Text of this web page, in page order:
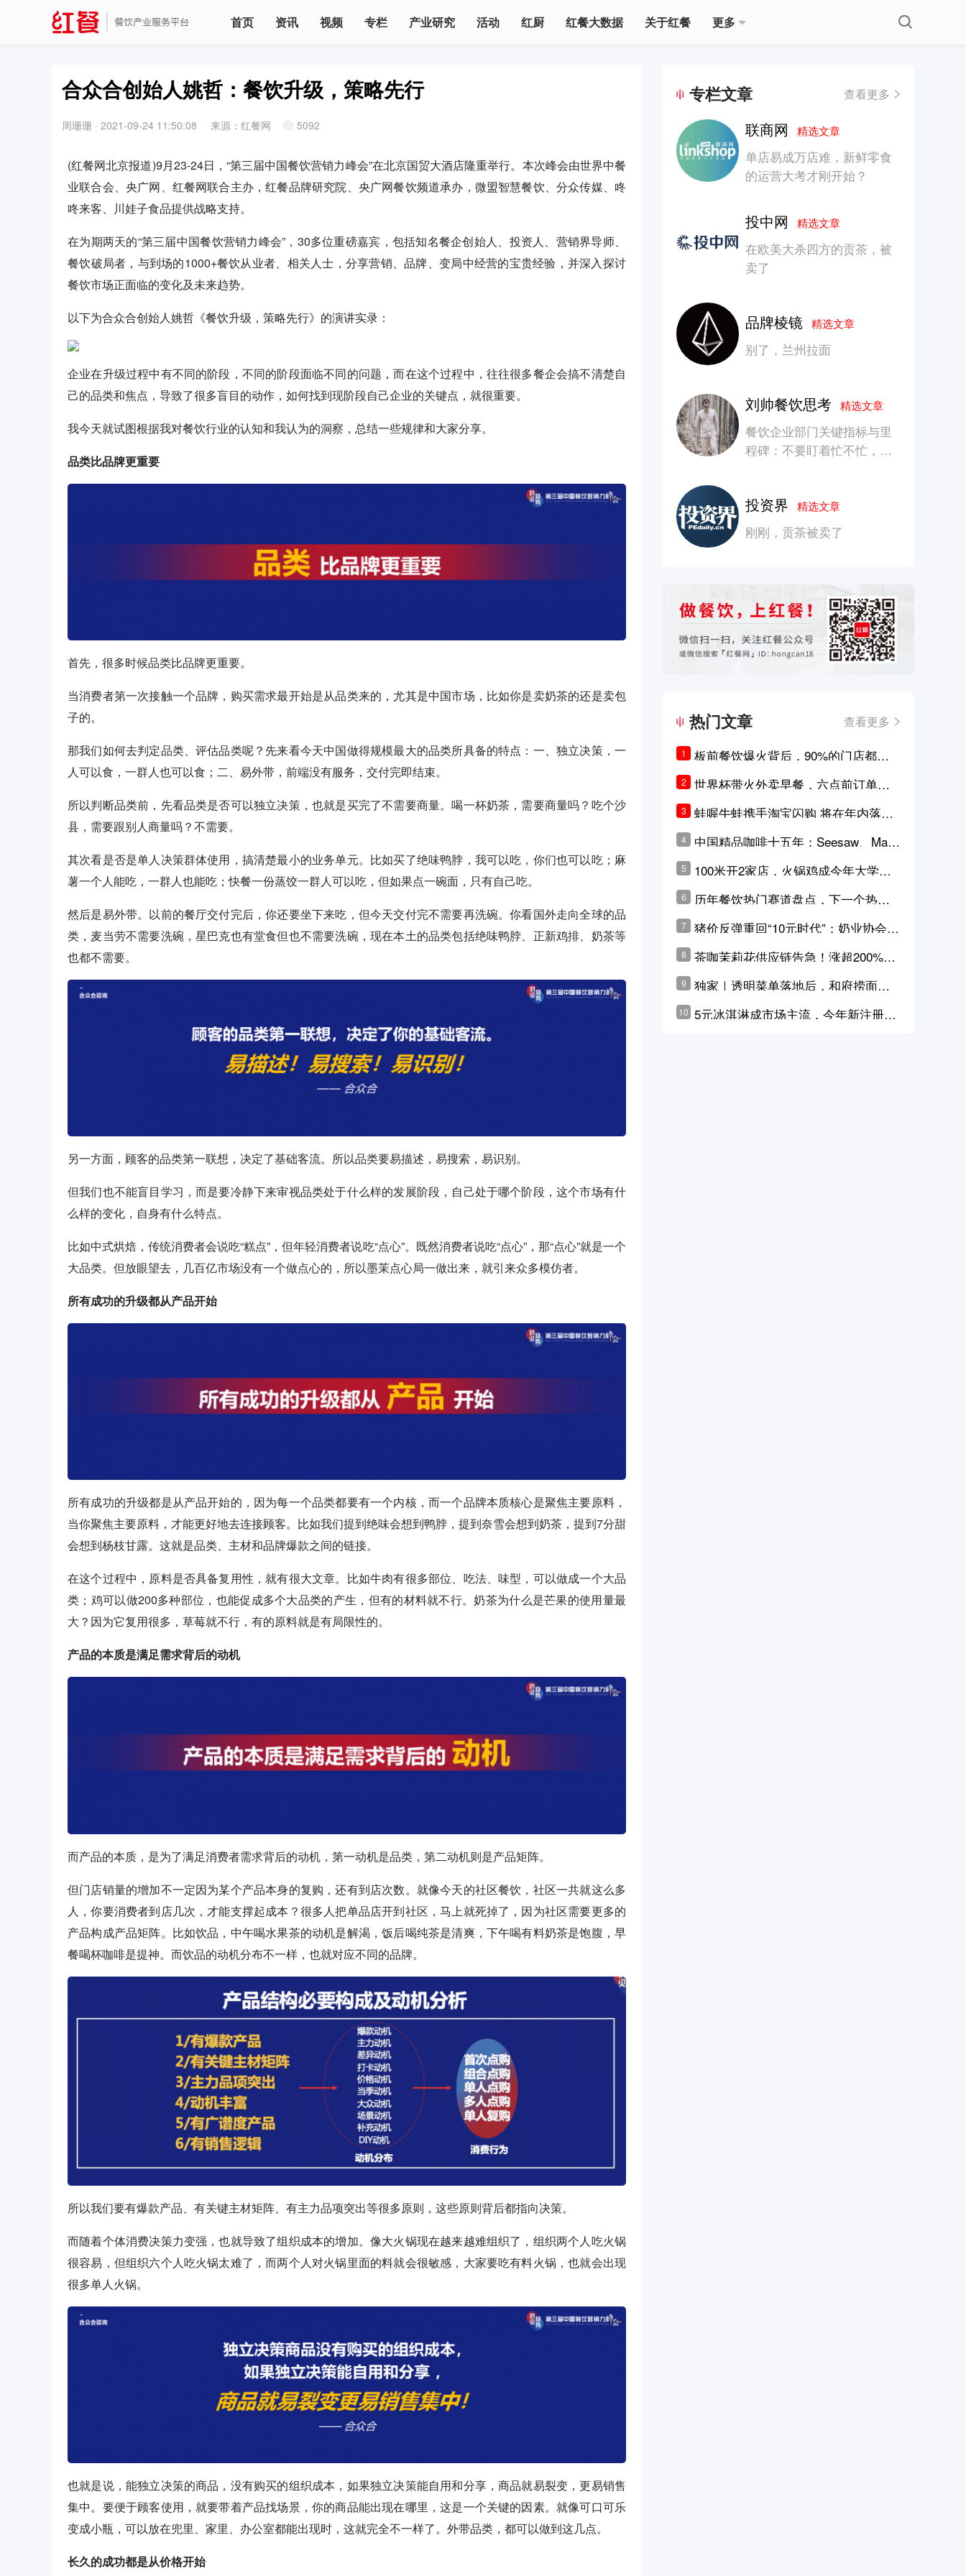
首页 资讯 视频 专栏 产业研究 活动 红厨 红餐大数据 关于红餐 更多
合众合创始人姚哲：餐饮升级，策略先行
周珊珊 · 2021-09-24 11:50:08 来源：红餐网 5092
(红餐网北京报道)9月23-24日，“第三届中国餐饮营销力峰会”在北京国贸大酒店隆重举行。本次峰会由世界中餐
业联合会、央广网、红餐网联合主办，红餐品牌研究院、央广网餐饮频道承办，微盟智慧餐饮、分众传媒、咚
咚来客、川娃子食品提供战略支持。
在为期两天的“第三届中国餐饮营销力峰会”，30多位重磅嘉宾，包括知名餐企创始人、投资人、营销界导师、
餐饮破局者，与到场的1000+餐饮从业者、相关人士，分享营销、品牌、变局中经营的宝贵经验，并深入探讨
餐饮市场正面临的变化及未来趋势。
以下为合众合创始人姚哲《餐饮升级，策略先行》的演讲实录：
企业在升级过程中有不同的阶段，不同的阶段面临不同的问题，而在这个过程中，往往很多餐企会搞不清楚自
己的品类和焦点，导致了很多盲目的动作，如何找到现阶段自己企业的关键点，就很重要。
我今天就试图根据我对餐饮行业的认知和我认为的洞察，总结一些规律和大家分享。
品类比品牌更重要
首先，很多时候品类比品牌更重要。
当消费者第一次接触一个品牌，购买需求最开始是从品类来的，尤其是中国市场，比如你是卖奶茶的还是卖包
子的。
那我们如何去判定品类、评估品类呢？先来看今天中国做得规模最大的品类所具备的特点：一、独立决策，一
人可以食，一群人也可以食；二、易外带，前端没有服务，交付完即结束。
所以判断品类前，先看品类是否可以独立决策，也就是买完了不需要商量。喝一杯奶茶，需要商量吗？吃个沙
县，需要跟别人商量吗？不需要。
其次看是否是单人决策群体使用，搞清楚最小的业务单元。比如买了绝味鸭脖，我可以吃，你们也可以吃；麻
薯一个人能吃，一群人也能吃；快餐一份蒸饺一群人可以吃，但如果点一碗面，只有自己吃。
然后是易外带。以前的餐厅交付完后，你还要坐下来吃，但今天交付完不需要再洗碗。你看国外走向全球的品
类，麦当劳不需要洗碗，星巴克也有堂食但也不需要洗碗，现在本土的品类包括绝味鸭脖、正新鸡排、奶茶等
也都不需要。
另一方面，顾客的品类第一联想，决定了基础客流。所以品类要易描述，易搜索，易识别。
但我们也不能盲目学习，而是要冷静下来审视品类处于什么样的发展阶段，自己处于哪个阶段，这个市场有什
么样的变化，自身有什么特点。
比如中式烘焙，传统消费者会说吃“糕点”，但年轻消费者说吃“点心”。既然消费者说吃“点心”，那“点心”就是一个
大品类。但放眼望去，几百亿市场没有一个做点心的，所以墨茉点心局一做出来，就引来众多模仿者。
所有成功的升级都从产品开始
所有成功的升级都是从产品开始的，因为每一个品类都要有一个内核，而一个品牌本质核心是聚焦主要原料，
当你聚焦主要原料，才能更好地去连接顾客。比如我们提到绝味会想到鸭脖，提到奈雪会想到奶茶，提到7分甜
会想到杨枝甘露。这就是品类、主材和品牌爆款之间的链接。
在这个过程中，原料是否具备复用性，就有很大文章。比如牛肉有很多部位、吃法、味型，可以做成一个大品
类；鸡可以做200多种部位，也能促成多个大品类的产生，但有的材料就不行。奶茶为什么是芒果的使用量最
大？因为它复用很多，草莓就不行，有的原料就是有局限性的。
产品的本质是满足需求背后的动机
而产品的本质，是为了满足消费者需求背后的动机，第一动机是品类，第二动机则是产品矩阵。
但门店销量的增加不一定因为某个产品本身的复购，还有到店次数。就像今天的社区餐饮，社区一共就这么多
人，你要消费者到店几次，才能支撑起成本？很多人把单品店开到社区，马上就死掉了，因为社区需要更多的
产品构成产品矩阵。比如饮品，中午喝水果茶的动机是解渴，饭后喝纯茶是清爽，下午喝有料奶茶是饱腹，早
餐喝杯咖啡是提神。而饮品的动机分布不一样，也就对应不同的品牌。
所以我们要有爆款产品、有关键主材矩阵、有主力品项突出等很多原则，这些原则背后都指向决策。
而随着个体消费决策力变强，也就导致了组织成本的增加。像大火锅现在越来越难组织了，组织两个人吃火锅
很容易，但组织六个人吃火锅太难了，而两个人对火锅里面的料就会很敏感，大家要吃有料火锅，也就会出现
很多单人火锅。
也就是说，能独立决策的商品，没有购买的组织成本，如果独立决策能自用和分享，商品就易裂变，更易销售
集中。要便于顾客使用，就要带着产品找场景，你的商品能出现在哪里，这是一个关键的因素。就像可口可乐
变成小瓶，可以放在兜里、家里、办公室都能出现时，这就完全不一样了。外带品类，都可以做到这几点。
长久的成功都是从价格开始
专栏文章 查看更多
联商网精选文章
单店易成万店难，新鲜零食
的运营大考才刚开始？
投中网精选文章
在欧美大杀四方的贡茶，被
卖了
品牌棱镜精选文章
别了，兰州拉面
刘帅餐饮思考精选文章
餐饮企业部门关键指标与里
程碑：不要盯着忙不忙，要
投资界精选文章
刚刚，贡茶被卖了
热门文章 查看更多
1
板前餐饮爆火背后，90%的门店都只
是徒有其表的刻意作秀？
2
世界杯带火外卖早餐，六点前订单大
涨超5成，巴西比赛成“早餐带货王”
3
蛙喔牛蛙携手淘宝闪购 将在年内落地3
4
中国精品咖啡十五年：Seesaw、Man
ner、M Stand为何结出了不同的果
实？
5
100米开2家店，火锅鸡成今年大学城
6
历年餐饮热门赛道盘点，下一个热门
7
猪价反弹重回“10元时代”；奶业协会称
原奶价格现回暖迹象
8
茶咖茉莉花供应链告急！涨超200%，
横州花价冲破50元一斤
9
独家｜透明菜单落地后，和府捞面李
学林公布未来10年计划
10 5元冰淇淋成市场主流，今年新注册相